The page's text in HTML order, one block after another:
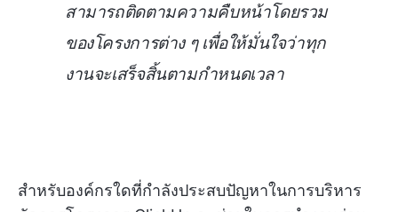
สามารถติดตามความคืบหน้าโดยรวม
ของโครงการต่าง ๆ เพื่อให้มั่นใจว่าทุก
งานจะเสร็จสิ้นตามกำหนดเวลา
สำหรับองค์กรใดที่กำลังประสบปัญหาในการบริหาร